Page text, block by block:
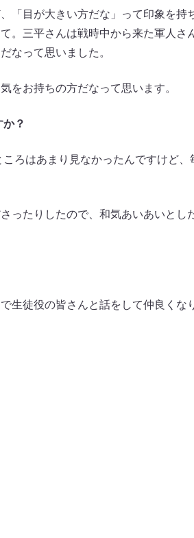
目が大きい方だな」って印象を持
。三平さんは戦時中から来た軍人さ
なって思いました。
お持ちの方だなって思います。
？
ろはあまり見なかったんですけど、
たりしたので、和気あいあいとし
徒役の皆さんと話をして仲良くな